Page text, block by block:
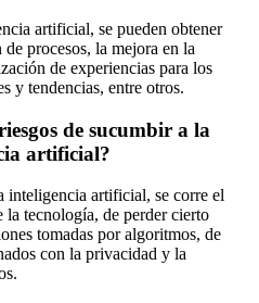
artificial, se pueden obtener
procesos, la mejora en la
de experiencias para los
y tendencias, entre otros.
de sucumbir a la
artificial?
inteligencia artificial, se corre el
la tecnología, de perder cierto
tomadas por algoritmos, de
con la privacidad y la